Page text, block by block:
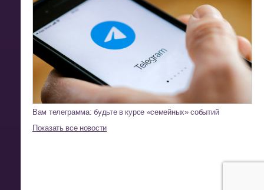
Вам телеграмма: будьте в курсе «семейных» событий
Показать все новости